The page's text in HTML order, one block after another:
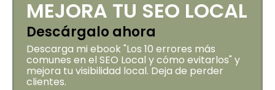
MEJORA TU SEO LOCAL
Descárgalo ahora
Descarga mi ebook "Los 10 errores más
comunes en el SEO Local y cómo evitarlos" y
mejora tu visibilidad local. Deja de perder
clientes.